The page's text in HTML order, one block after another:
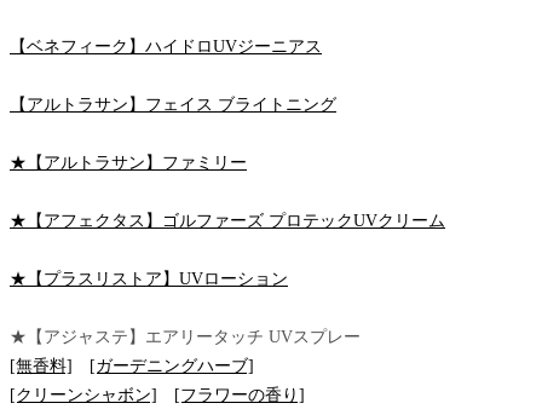
【ベネフィーク】ハイドロUVジーニアス
【アルトラサン】フェイス ブライトニング
★【アルトラサン】ファミリー
★【アフェクタス】ゴルファーズ プロテックUVクリーム
★【プラスリストア】UVローション
★【アジャステ】エアリータッチ UVスプレー
[無香料]
[ガーデニングハーブ]
[クリーンシャボン]
[フラワーの香り]